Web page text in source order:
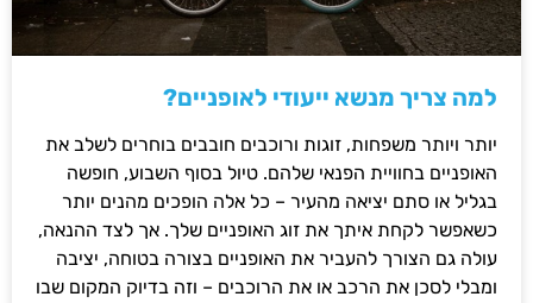
למה צריך מנשא ייעודי לאופניים?
יותר ויותר משפחות, זוגות ורוכבים חובבים בוחרים לשלב את
האופניים בחוויית הפנאי שלהם. טיול בסוף השבוע, חופשה
בגליל או סתם יציאה מהעיר – כל אלה הופכים מהנים יותר
כשאפשר לקחת איתך את זוג האופניים שלך. אך לצד ההנאה,
עולה גם הצורך להעביר את האופניים בצורה בטוחה, יציבה
ומבלי לסכן את הרכב או את הרוכבים – וזה בדיוק המקום שבו